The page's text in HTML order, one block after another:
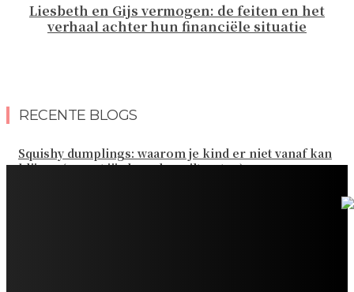
Liesbeth en Gijs vermogen: de feiten en het
verhaal achter hun financiële situatie
RECENTE BLOGS
Squishy dumplings: waarom je kind er niet vanaf kan
blijven (en wat jij als ouder wilt weten)